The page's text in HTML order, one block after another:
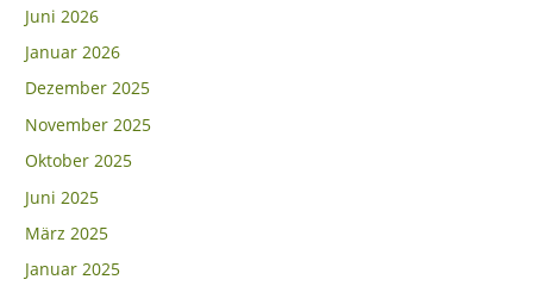
Juni 2026
Januar 2026
Dezember 2025
November 2025
Oktober 2025
Juni 2025
März 2025
Januar 2025